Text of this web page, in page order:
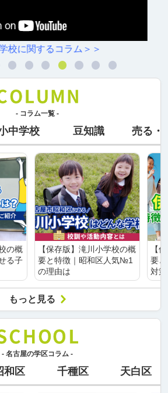
小学校に関するコラム＞＞
- コラム一覧 -
中学校 豆知識 売る・
の概
る子
【保存版】滝川小学校の概
要と特徴｜昭和区人気№1
の理由は
【
要
対
もっと見る
- 名古屋の学区コラム -
和区 千種区 天白区